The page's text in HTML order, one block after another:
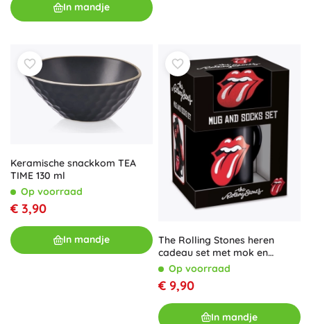
In mandje
Keramische snackkom TEA
TIME 130 ml
Op voorraad
€ 3,90
In mandje
The Rolling Stones heren
cadeau set met mok en
sokken
Op voorraad
€ 9,90
In mandje